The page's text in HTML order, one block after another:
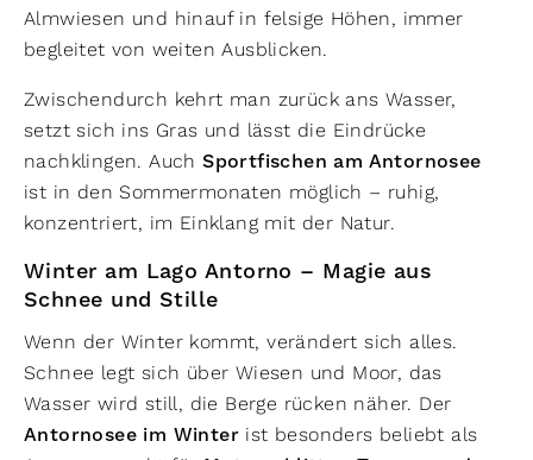
Almwiesen und hinauf in felsige Höhen, immer
begleitet von weiten Ausblicken.
Zwischendurch kehrt man zurück ans Wasser,
setzt sich ins Gras und lässt die Eindrücke
nachklingen. Auch Sportfischen am Antornosee
ist in den Sommermonaten möglich – ruhig,
konzentriert, im Einklang mit der Natur.
Winter am Lago Antorno – Magie aus
Schnee und Stille
Wenn der Winter kommt, verändert sich alles.
Schnee legt sich über Wiesen und Moor, das
Wasser wird still, die Berge rücken näher. Der
Antornosee im Winter ist besonders beliebt als